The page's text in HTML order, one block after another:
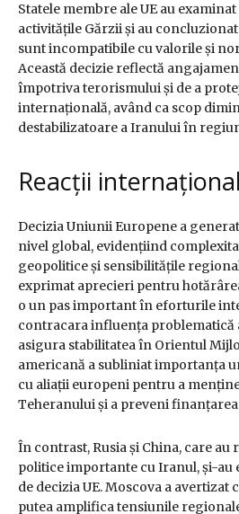
Statele membre ale UE au
activitățile Gărzii și au
sunt incompatibile cu valorile și
Această decizie reflectă
împotriva terorismului și de a
internațională, având ca scop
destabilizatoare a Iranului în
Reacții
Decizia Uniunii Europene a
nivel global, evidențiind
geopolitice și sensibilitățile
exprimat aprecieri pentru
o un pas important în eforturile
contracara influența problematică
asigura stabilitatea în Orientul
americană a subliniat importanța
cu aliații europeni pentru a
Teheranului și a preveni
În contrast, Rusia și China, care au
politice importante cu Iranul, și-au
de decizia UE. Moscova a avertizat
putea amplifica tensiunile